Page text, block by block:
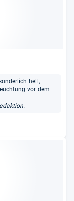
hell,
vor dem